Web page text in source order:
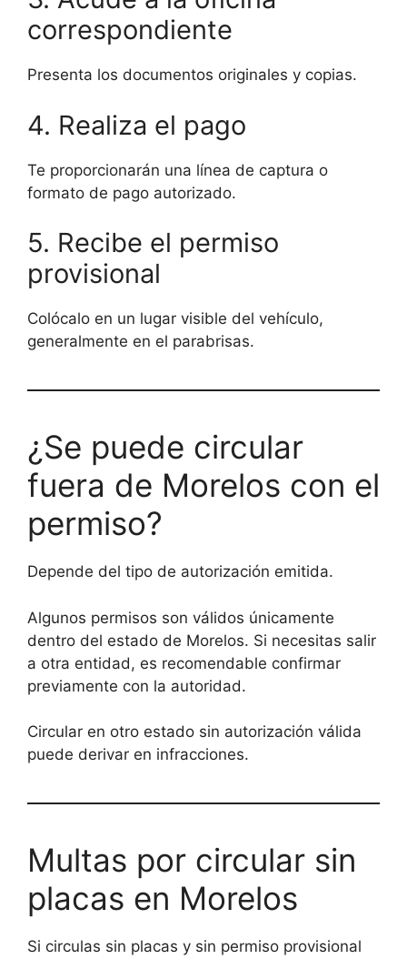
correspondiente
Presenta los documentos originales y copias.
4. Realiza el pago
Te proporcionarán una línea de captura o
formato de pago autorizado.
5. Recibe el permiso
provisional
Colócalo en un lugar visible del vehículo,
generalmente en el parabrisas.
¿Se puede circular
fuera de Morelos con el
permiso?
Depende del tipo de autorización emitida.
Algunos permisos son válidos únicamente
dentro del estado de Morelos. Si necesitas salir
a otra entidad, es recomendable confirmar
previamente con la autoridad.
Circular en otro estado sin autorización válida
puede derivar en infracciones.
Multas por circular sin
placas en Morelos
Si circulas sin placas y sin permiso provisional